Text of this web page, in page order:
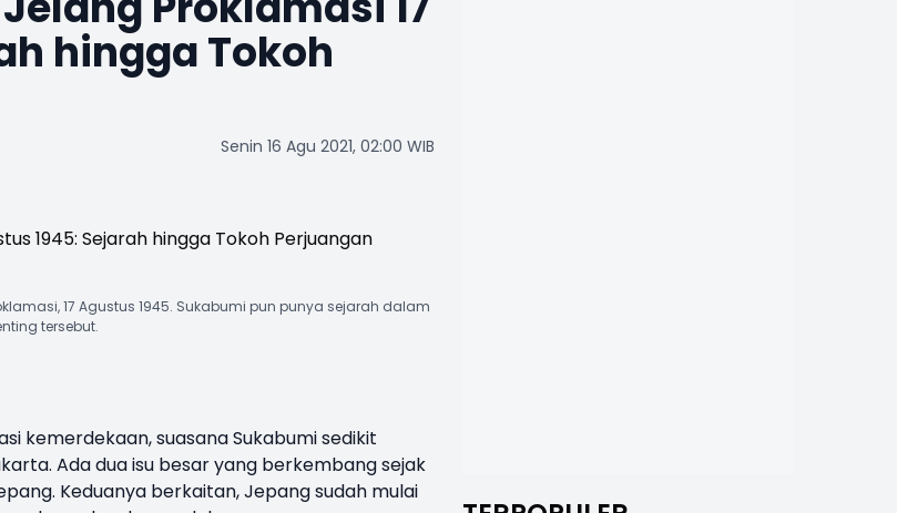
hingga Tokoh
Senin 16 Agu 2021, 02:00 WIB
17 Agustus 1945. Sukabumi pun punya sejarah dalam
tersebut.
kemerdekaan, suasana Sukabumi sedikit
Ada dua isu besar yang berkembang sejak
Keduanya berkaitan, Jepang sudah mulai